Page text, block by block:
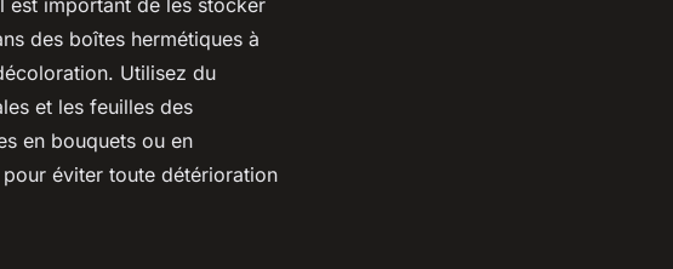
des boîtes hermétiques à
Utilisez du
et les feuilles des
en bouquets ou en
éviter toute détérioration